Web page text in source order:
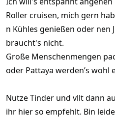
Roller cruisen, mich gern
n Kühles genießen oder nen
braucht's nicht.
Große Menschenmengen
oder Pattaya werden’s wohl
Nutze Tinder und vllt dann
ihr hier so empfehlt. Bin